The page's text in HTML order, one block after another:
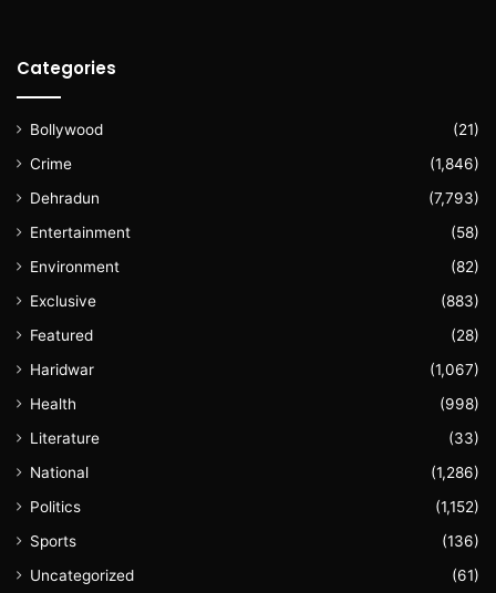
Categories
Bollywood
(21)
Crime
(1,846)
Dehradun
(7,793)
Entertainment
(58)
Environment
(82)
Exclusive
(883)
Featured
(28)
Haridwar
(1,067)
Health
(998)
Literature
(33)
National
(1,286)
Politics
(1,152)
Sports
(136)
Uncategorized
(61)